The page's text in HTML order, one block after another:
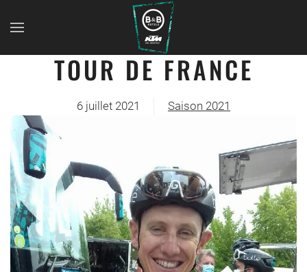
TOUR DE FRANCE
6 juillet 2021 Saison 2021